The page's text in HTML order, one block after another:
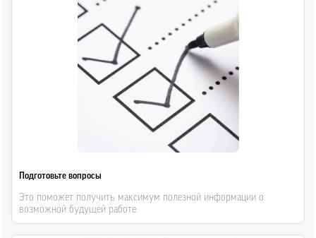
Подготовьте вопросы
Это поможет получить максимум полезной информации о
возможной будущей работе